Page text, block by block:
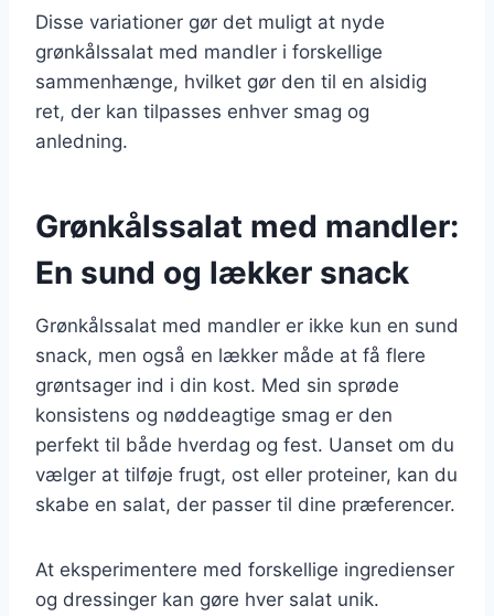
Disse variationer gør det muligt at nyde
grønkålssalat med mandler i forskellige
sammenhænge, hvilket gør den til en alsidig
ret, der kan tilpasses enhver smag og
anledning.
Grønkålssalat med mandler:
En sund og lækker snack
Grønkålssalat med mandler er ikke kun en sund
snack, men også en lækker måde at få flere
grøntsager ind i din kost. Med sin sprøde
konsistens og nøddeagtige smag er den
perfekt til både hverdag og fest. Uanset om du
vælger at tilføje frugt, ost eller proteiner, kan du
skabe en salat, der passer til dine præferencer.
At eksperimentere med forskellige ingredienser
og dressinger kan gøre hver salat unik.